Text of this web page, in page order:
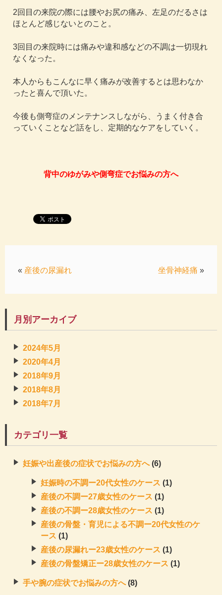
2回目の来院の際には腰やお尻の痛み、左足のだるさは
ほとんど感じないとのこと。
3回目の来院時には痛みや違和感などの不調は一切現れ
なくなった。
本人からもこんなに早く痛みが改善するとは思わなか
ったと喜んで頂いた。
今後も側弯症のメンテナンスしながら、うまく付き合
っていくことなど話をし、定期的なケアをしていく。
背中のゆがみや側弯症でお悩みの方へ
坐骨神経痛 »
« 産後の尿漏れ
月別アーカイブ
2024年5月
2020年4月
2018年9月
2018年8月
2018年7月
カテゴリ一覧
妊娠や出産後の症状でお悩みの方へ(6)
妊娠時の不調ー20代女性のケース (1)
産後の不調ー27歳女性のケース (1)
産後の不調ー28歳女性のケース (1)
産後の骨盤・育児による不調ー20代女性のケ
ース (1)
産後の尿漏れー23歳女性のケース (1)
産後の骨盤矯正ー28歳女性のケース (1)
手や腕の症状でお悩みの方へ(8)